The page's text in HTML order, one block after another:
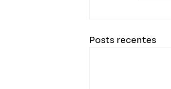
Posts recentes